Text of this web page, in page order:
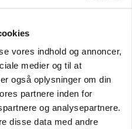
vores indhold og annoncer,
medier og til at
også oplysninger om din
partnere inden for
og analysepartnere.
disse data med andre
til naturprojekter